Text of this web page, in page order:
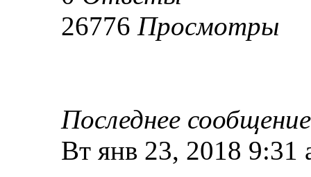
26776 Просмотры
Последнее
Вт янв 23, 2018 9:31